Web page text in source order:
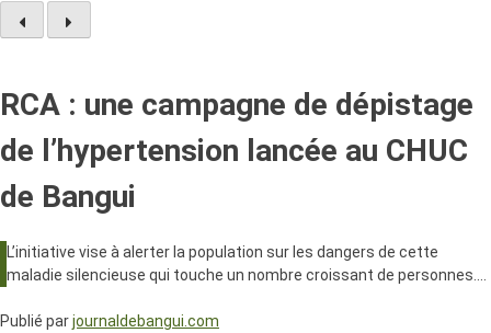
RCA : une campagne de dépistage
de l’hypertension lancée au CHUC
de Bangui
L’initiative vise à alerter la population sur les dangers de cette
maladie silencieuse qui touche un nombre croissant de personnes.…
Publié parjournaldebangui.com